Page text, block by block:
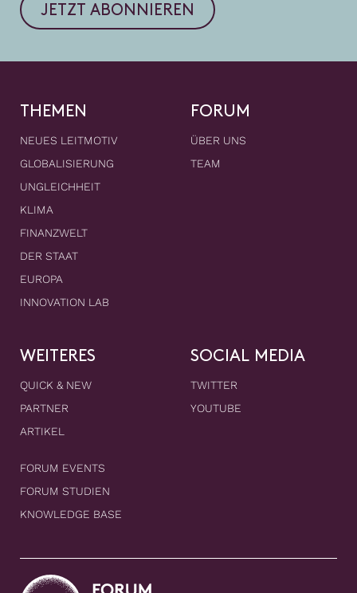
JETZT ABONNIEREN
THEMEN
NEUES LEITMOTIV
GLOBALISIERUNG
UNGLEICHHEIT
KLIMA
FINANZWELT
DER STAAT
EUROPA
INNOVATION LAB
FORUM
ÜBER UNS
TEAM
WEITERES
QUICK & NEW
PARTNER
ARTIKEL
FORUM EVENTS
FORUM STUDIEN
KNOWLEDGE BASE
SOCIAL MEDIA
TWITTER
YOUTUBE